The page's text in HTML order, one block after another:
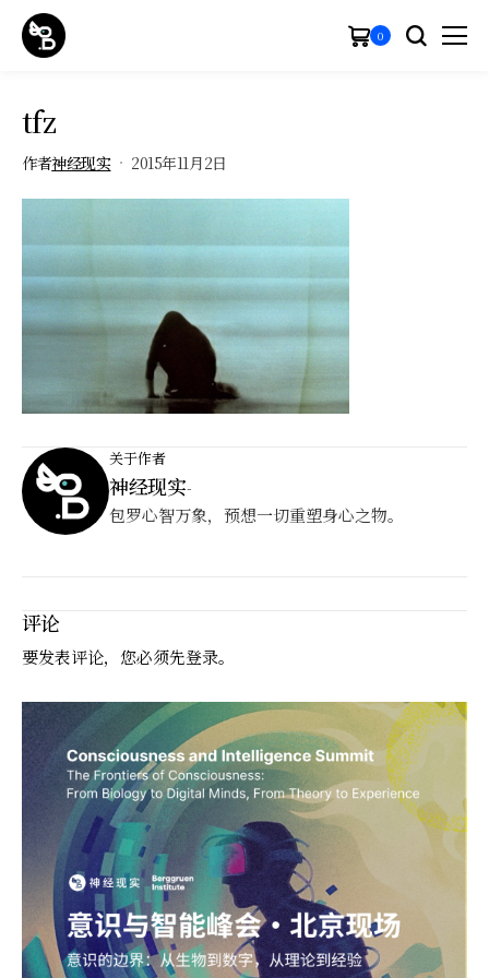
0
tfz
作者神经现实 2015年11月2日
关于作者
神经现实-
包罗心智万象，预想一切重塑身心之物。
评论
要发表评论，您必须先登录。